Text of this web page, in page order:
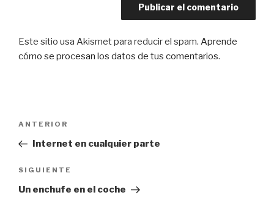
Este sitio usa Akismet para reducir el spam. Aprende
cómo se procesan los datos de tus comentarios.
entradas
Entrada
anterior:
ANTERIOR
Internet en cualquier parte
Siguiente
entrada
SIGUIENTE
Un enchufe en el coche